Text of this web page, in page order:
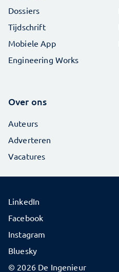
Dossiers
Tijdschrift
Mobiele App
Engineering Works
Over ons
Auteurs
Adverteren
Vacatures
© 2026 De Ingenieur
LinkedIn
Facebook
Instagram
Bluesky